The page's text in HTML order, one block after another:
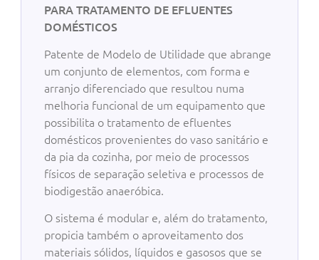
PARA TRATAMENTO DE EFLUENTES
DOMÉSTICOS
Patente de Modelo de Utilidade que abrange
um conjunto de elementos, com forma e
arranjo diferenciado que resultou numa
melhoria funcional de um equipamento que
possibilita o tratamento de efluentes
domésticos provenientes do vaso sanitário e
da pia da cozinha, por meio de processos
físicos de separação seletiva e processos de
biodigestão anaeróbica.
O sistema é modular e, além do tratamento,
propicia também o aproveitamento dos
materiais sólidos, líquidos e gasosos que se